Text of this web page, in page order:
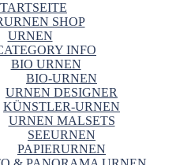
SHOP
URNEN
INFO
BIO URNEN
BIO-URNEN
URNEN DESIGNER
KÜNSTLER-URNEN
URNEN MALSETS
SEEURNEN
PAPIERURNEN